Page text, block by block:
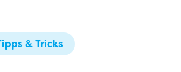
& Tricks